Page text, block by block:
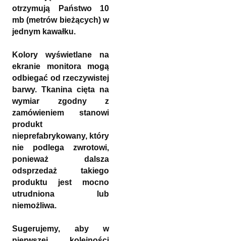
otrzymują Państwo 10
mb (metrów bieżących) w
jednym kawałku.
Kolory wyświetlane na
ekranie monitora mogą
odbiegać od rzeczywistej
barwy. Tkanina cięta na
wymiar zgodny z
zamówieniem stanowi
produkt
nieprefabrykowany, który
nie podlega zwrotowi,
ponieważ dalsza
odsprzedaż takiego
produktu jest mocno
utrudniona lub
niemożliwa.
Sugerujemy, aby w